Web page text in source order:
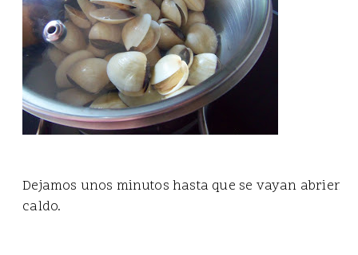
Dejamos unos minutos hasta que se vayan
caldo.